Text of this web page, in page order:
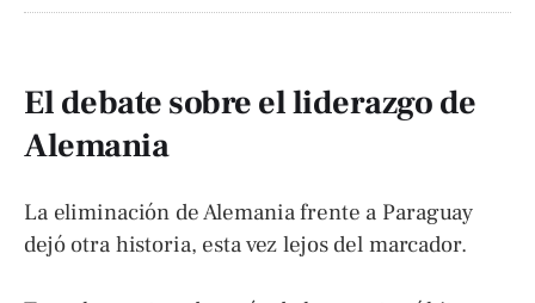
El debate sobre el liderazgo de
Alemania
La eliminación de Alemania frente a Paraguay
dejó otra historia, esta vez lejos del marcador.